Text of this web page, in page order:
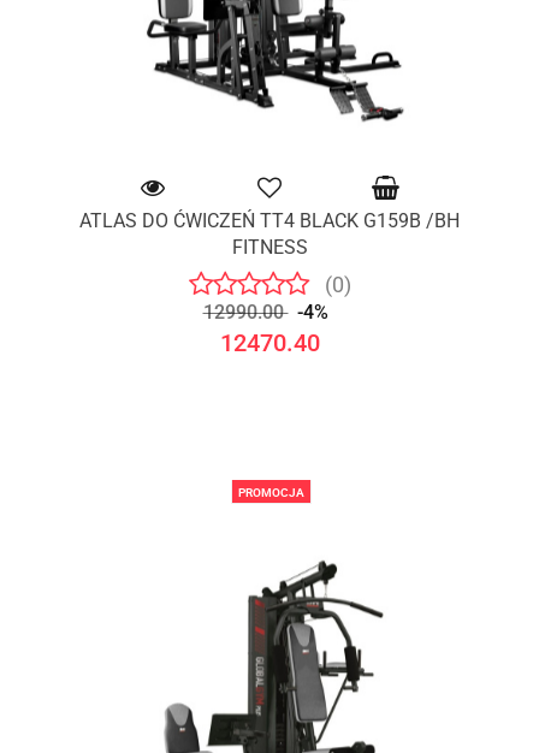
ATLAS DO ĆWICZEŃ TT4 BLACK G159B /BH
FITNESS
(0)
12990.00 -4%
12470.40
PROMOCJA